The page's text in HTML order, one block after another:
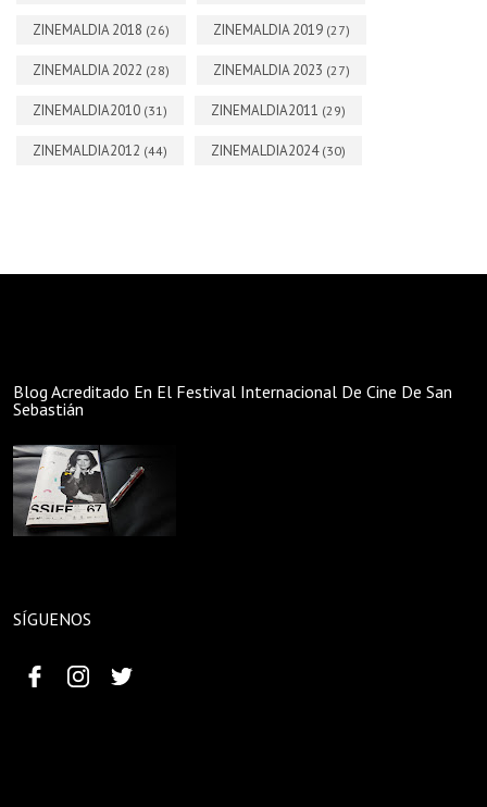
ZINEMALDIA 2018 (26) ZINEMALDIA 2019 (27)
ZINEMALDIA 2022 (28) ZINEMALDIA 2023 (27)
ZINEMALDIA2010 (31) ZINEMALDIA2011 (29)
ZINEMALDIA2012 (44) ZINEMALDIA2024 (30)
Blog Acreditado En El Festival Internacional De Cine De San
Sebastián
SÍGUENOS